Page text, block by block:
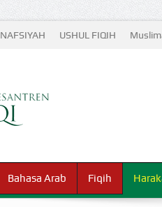
NAFSIYAH USHUL FIQIH
Bahasa Arab Fiqih